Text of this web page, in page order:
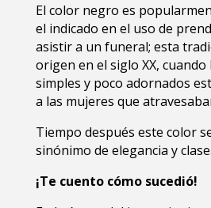
El color negro es
el indicado en el uso de
asistir a un funeral; esta
origen en el siglo XX,
simples y poco adornados
a las mujeres que
Tiempo después este color
sinónimo de elegancia y
¡Te cuento cómo sucedió!